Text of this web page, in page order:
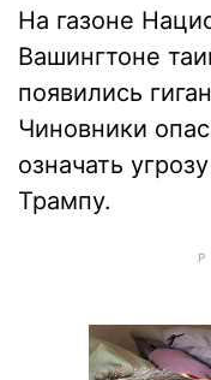
На газоне
Вашингтоне
появились
Чиновники
означать
Трампу.